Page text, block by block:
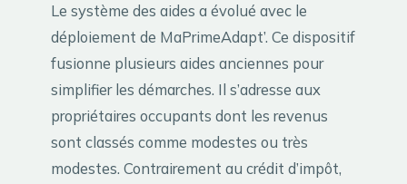
Le système des aides a évolué avec le
déploiement de MaPrimeAdapt’. Ce dispositif
fusionne plusieurs aides anciennes pour
simplifier les démarches. Il s’adresse aux
propriétaires occupants dont les revenus
sont classés comme modestes ou très
modestes. Contrairement au crédit d’impôt,